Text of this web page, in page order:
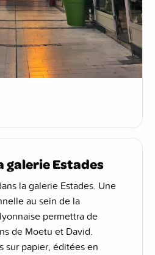
galerie Estades
la galerie Estades. Une
au sein de la
permettra de
de Moetu et David.
papier, éditées en